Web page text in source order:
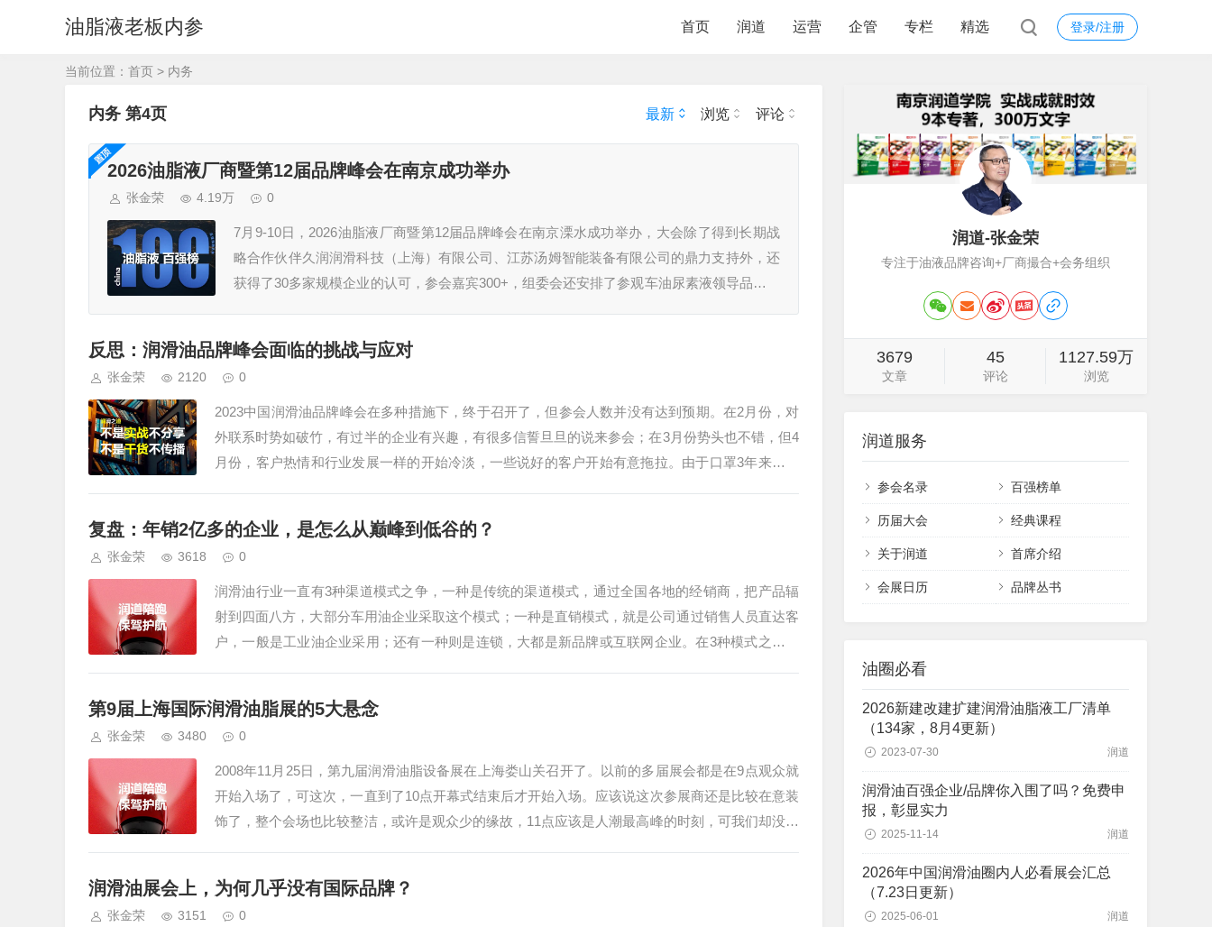
油脂液老板内参 登录/注册
首页 润道 运营 企管 专栏 精选
当前位置： 首页 > 内务
内务 第4页 最新 浏览 评论
2026油脂液厂商暨第12届品牌峰会在南京成功举办
张金荣 4.19万 0
7月9-10日，2026油脂液厂商暨第12届品牌峰会在南京溧水成功举办，大会除了得到长期战
略合作伙伴久润润滑科技（上海）有限公司、江苏汤姆智能装备有限公司的鼎力支持外，还
获得了30多家规模企业的认可，参会嘉宾300+，组委会还安排了参观车油尿素液领导品牌，
反思：润滑油品牌峰会面临的挑战与应对
张金荣 2120 0
2023中国润滑油品牌峰会在多种措施下，终于召开了，但参会人数并没有达到预期。在2月份，对
外联系时势如破竹，有过半的企业有兴趣，有很多信誓旦旦的说来参会；在3月份势头也不错，但4
月份，客户热情和行业发展一样的开始冷淡，一些说好的客户开始有意拖拉。由于口罩3年来，很
复盘：年销2亿多的企业，是怎么从巅峰到低谷的？
张金荣 3618 0
润滑油行业一直有3种渠道模式之争，一种是传统的渠道模式，通过全国各地的经销商，把产品辐
射到四面八方，大部分车用油企业采取这个模式；一种是直销模式，就是公司通过销售人员直达客
户，一般是工业油企业采用；还有一种则是连锁，大都是新品牌或互联网企业。在3种模式之外，
第9届上海国际润滑油脂展的5大悬念
张金荣 3480 0
2008年11月25日，第九届润滑油脂设备展在上海娄山关召开了。以前的多届展会都是在9点观众就
开始入场了，可这次，一直到了10点开幕式结束后才开始入场。应该说这次参展商还是比较在意装
饰了，整个会场也比较整洁，或许是观众少的缘故，11点应该是人潮最高峰的时刻，可我们却没有
润滑油展会上，为何几乎没有国际品牌？
张金荣 3151 0
润道-张金荣
专注于油液品牌咨询+厂商撮合+会务组织
3679
文章
45
评论
1127.59万
浏览
润道服务
参会名录 百强榜单
历届大会 经典课程
关于润道 首席介绍
会展日历 品牌丛书
油圈必看
2026新建改建扩建润滑油脂液工厂清单
（134家，8月4更新）
2023-07-30 润道
润滑油百强企业/品牌你入围了吗？免费申
报，彰显实力
2025-11-14 润道
2026年中国润滑油圈内人必看展会汇总
（7.23日更新）
2025-06-01 润道